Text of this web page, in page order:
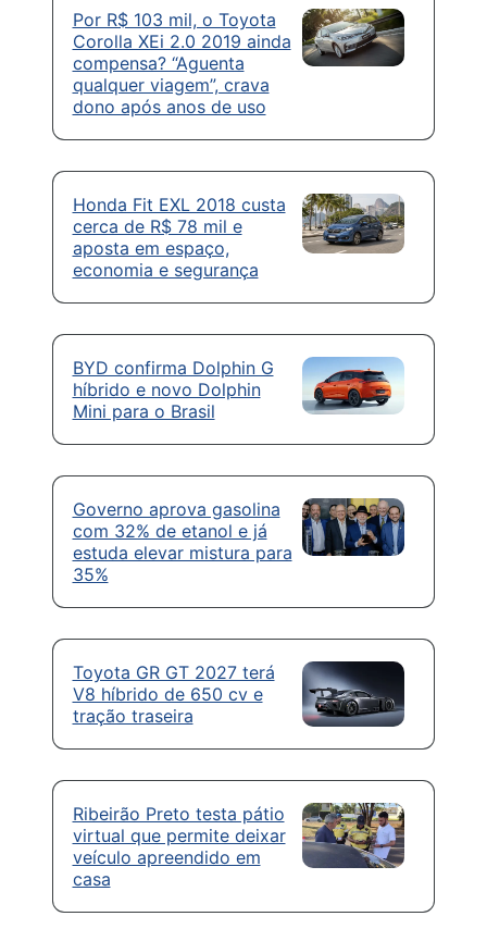
Por R$ 103 mil, o Toyota
Corolla XEi 2.0 2019 ainda
compensa? “Aguenta
qualquer viagem”, crava
dono após anos de uso
Honda Fit EXL 2018 custa
cerca de R$ 78 mil e
aposta em espaço,
economia e segurança
BYD confirma Dolphin G
híbrido e novo Dolphin
Mini para o Brasil
Governo aprova gasolina
com 32% de etanol e já
estuda elevar mistura para
35%
Toyota GR GT 2027 terá
V8 híbrido de 650 cv e
tração traseira
Ribeirão Preto testa pátio
virtual que permite deixar
veículo apreendido em
casa